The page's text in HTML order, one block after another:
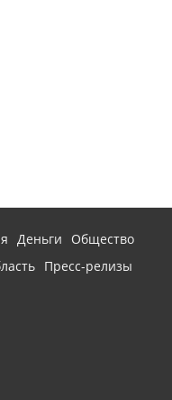
Деньги
Общество
Пресс-релизы